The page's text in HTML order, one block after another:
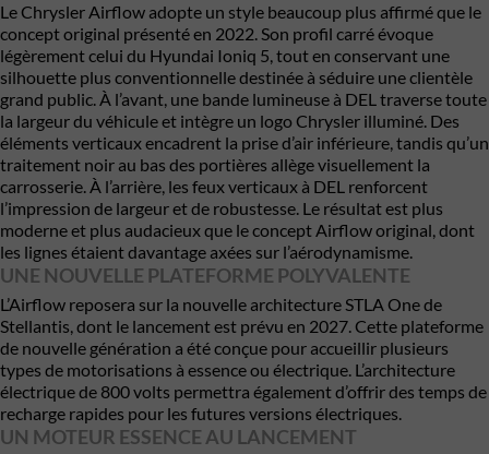
Le Chrysler Airflow adopte un style beaucoup plus affirmé que le
concept original présenté en 2022. Son profil carré évoque
légèrement celui du Hyundai Ioniq 5, tout en conservant une
silhouette plus conventionnelle destinée à séduire une clientèle
grand public. À l’avant, une bande lumineuse à DEL traverse toute
la largeur du véhicule et intègre un logo Chrysler illuminé. Des
éléments verticaux encadrent la prise d’air inférieure, tandis qu’un
traitement noir au bas des portières allège visuellement la
carrosserie. À l’arrière, les feux verticaux à DEL renforcent
l’impression de largeur et de robustesse. Le résultat est plus
moderne et plus audacieux que le concept Airflow original, dont
les lignes étaient davantage axées sur l’aérodynamisme.
UNE NOUVELLE PLATEFORME POLYVALENTE
L’Airflow reposera sur la nouvelle architecture STLA One de
Stellantis, dont le lancement est prévu en 2027. Cette plateforme
de nouvelle génération a été conçue pour accueillir plusieurs
types de motorisations à essence ou électrique. L’architecture
électrique de 800 volts permettra également d’offrir des temps de
recharge rapides pour les futures versions électriques.
UN MOTEUR ESSENCE AU LANCEMENT